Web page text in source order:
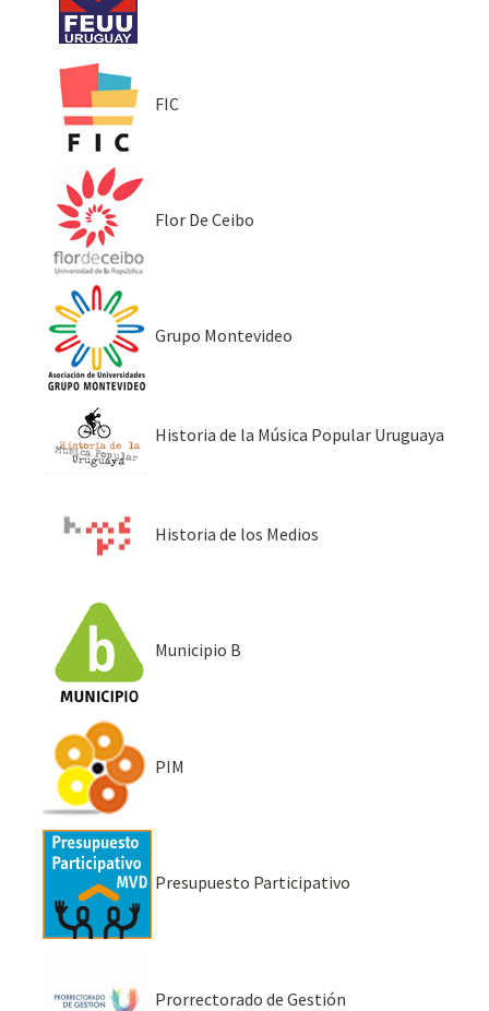
FIC
Flor De Ceibo
Grupo Montevideo
Historia de la Música Popular Uruguaya
Historia de los Medios
Municipio B
PIM
Presupuesto Participativo
Prorrectorado de Gestión